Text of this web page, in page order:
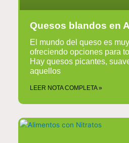
Quesos blandos en
El mundo del queso es
ofreciendo opciones para
Hay quesos picantes,
aquellos
LEER NOTA COMPLETA »